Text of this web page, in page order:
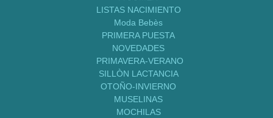
LISTAS NACIMIENTO
Moda Bebès
PRIMERA PUESTA
NOVEDADES
PRIMAVERA-VERANO
SILLÒN LACTANCIA
OTOÑO-INVIERNO
MUSELINAS
MOCHILAS